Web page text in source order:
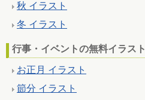
秋 イラスト
冬 イラスト
行事・イベントの無料イラスト
お正月 イラスト
節分 イラスト